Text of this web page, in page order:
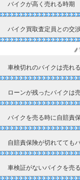
バイクが高く売れる時期
バイク買取査定員との交
車検切れのバイクは売れ
ローンが残ったバイクは
バイクを売る時に自賠責
自賠責保険が切れてても
車検証がないバイクを売る